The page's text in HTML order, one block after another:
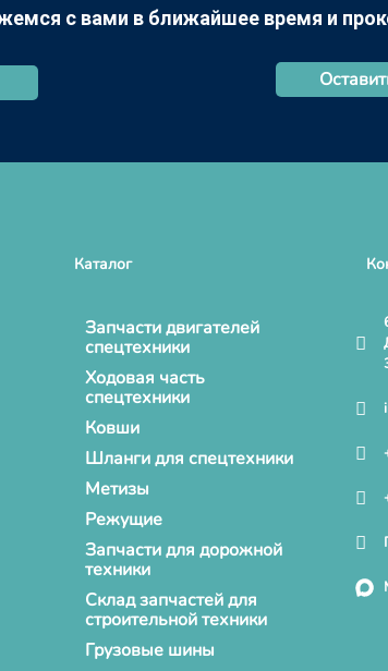
с вами в ближайшее время и
Каталог
Запчасти двигателей
спецтехники
Ходовая часть
спецтехники
Ковши
Шланги для спецтехники
Метизы
Режущие
Запчасти для дорожной
техники
Склад запчастей для
строительной техники
Грузовые шины